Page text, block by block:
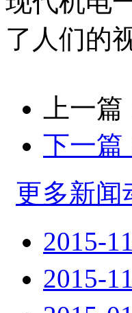
了人们的
上一篇
下一篇
更多新闻
2015-
2015-